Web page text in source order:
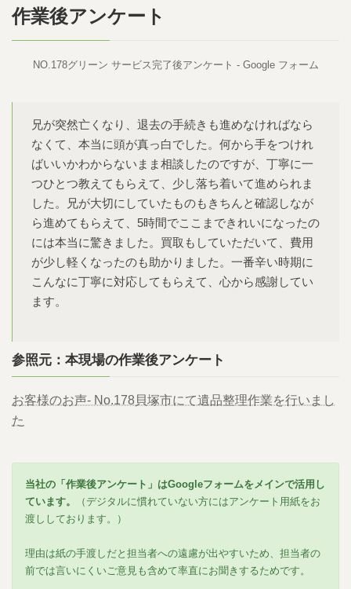
作業後アンケート
NO.178グリーン サービス完了後アンケート - Google フォーム
兄が突然亡くなり、退去の手続きも進めなければなら
なくて、本当に頭が真っ白でした。何から手をつけれ
ばいいかわからないまま相談したのですが、丁寧に一
つひとつ教えてもらえて、少し落ち着いて進められま
した。兄が大切にしていたものもきちんと確認しなが
ら進めてもらえて、5時間でここまできれいになったの
には本当に驚きました。買取もしていただいて、費用
が少し軽くなったのも助かりました。一番辛い時期に
こんなに丁寧に対応してもらえて、心から感謝してい
ます。
参照元：本現場の作業後アンケート
お客様のお声- No.178貝塚市にて遺品整理作業を行いまし
た
当社の「作業後アンケート」はGoogleフォームをメインで活用し
ています。
（デジタルに慣れていない方にはアンケート用紙をお
渡ししております。）
理由は紙の手渡しだと担当者への遠慮が出やすいため、担当者の
前では言いにくいご意見も含めて率直にお聞きするためです。